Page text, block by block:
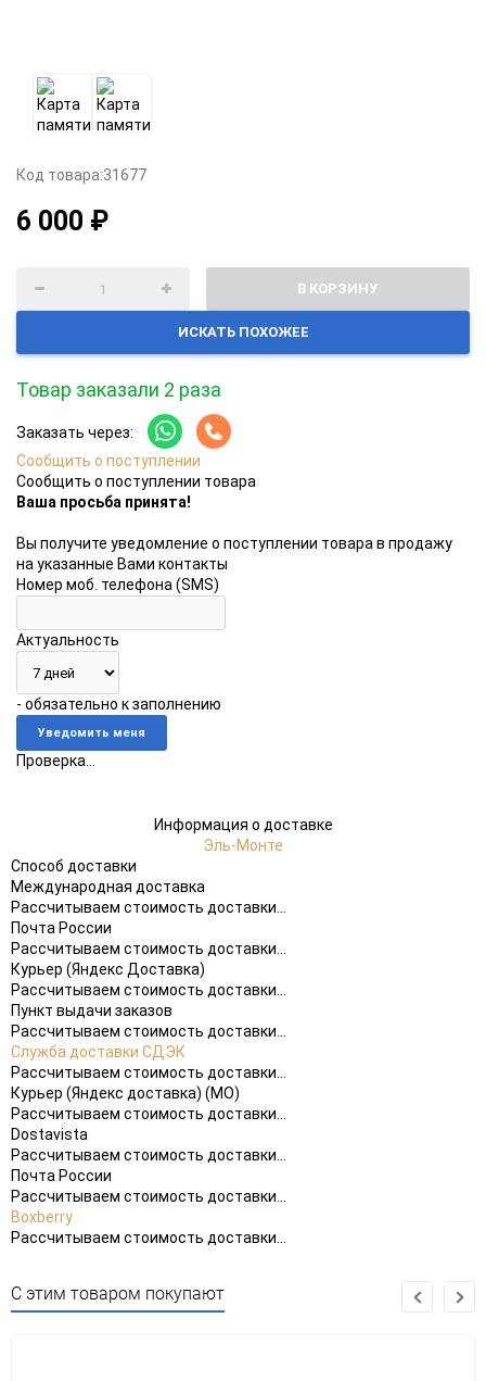
Код товара:31677
6 000 ₽
В КОРЗИНУ
ИСКАТЬ ПОХОЖЕЕ
Товар заказали 2 раза
Заказать через:
Сообщить о поступлении
Сообщить о поступлении товара
Ваша просьба принята!
Вы получите уведомление о поступлении товара в продажу
на указанные Вами контакты
Номер моб. телефона (SMS)
Актуальность
- обязательно к заполнению
Проверка...
Информация о доставке
Эль-Монте
Способ доставки
Международная доставка
Рассчитываем стоимость доставки...
Почта России
Рассчитываем стоимость доставки...
Курьер (Яндекс Доставка)
Рассчитываем стоимость доставки...
Пункт выдачи заказов
Рассчитываем стоимость доставки...
Служба доставки СДЭК
Рассчитываем стоимость доставки...
Курьер (Яндекс доставка) (МО)
Рассчитываем стоимость доставки...
Dostavista
Рассчитываем стоимость доставки...
Почта России
Рассчитываем стоимость доставки...
Boxberry
Рассчитываем стоимость доставки...
С этим товаром покупают